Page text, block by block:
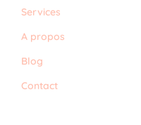
Services
A propos
Blog
Contact